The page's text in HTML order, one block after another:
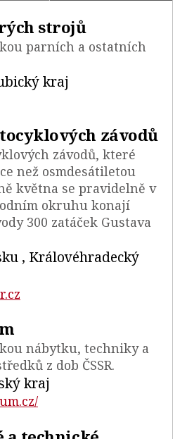
strojů
parních a ostatních
kraj
závodů
závodů, které
než osmdesátiletou
května se pravidelně v
okruhu konají
300 zatáček Gustava
, Královéhradecký
nábytku, techniky a
z dob ČSSR.
kraj